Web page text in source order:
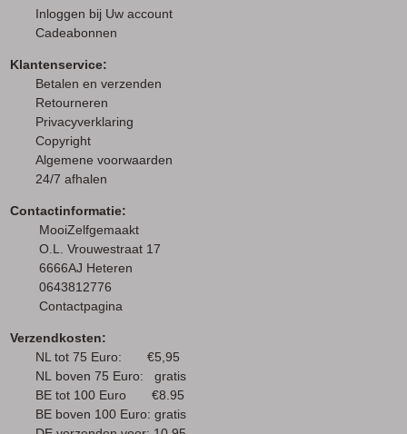
Inloggen bij Uw account
Cadeabonnen
Klantenservice:
Betalen en verzenden
Retourneren
Privacyverklaring
Copyright
Algemene voorwaarden
24/7 afhalen
Contactinformatie:
MooiZelfgemaakt
O.L. Vrouwestraat 17
6666AJ Heteren
0643812776
Contactpagina
Verzendkosten:
NL tot 75 Euro: €5,95
NL boven 75 Euro: gratis
BE tot 100 Euro €8.95
BE boven 100 Euro: gratis